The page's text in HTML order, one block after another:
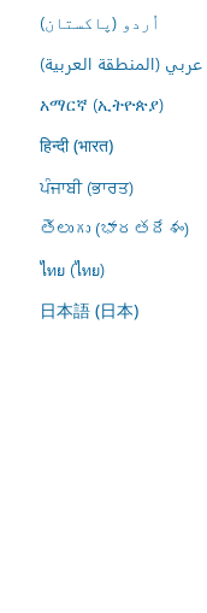
اُردو (پاکستان)
عربي (المنطقة العربية)
አማርኛ (ኢትዮጵያ)
हिन्दी (भारत)
ਪੰਜਾਬੀ (ਭਾਰਤ)
తెలుగు (భారతదేశం)
ไทย (ไทย)
日本語 (日本)